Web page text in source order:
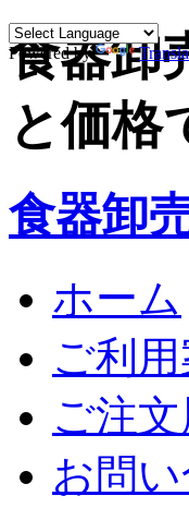
Powered by
食器卸
と価格
食器卸
ホーム
ご利
ご注
お問